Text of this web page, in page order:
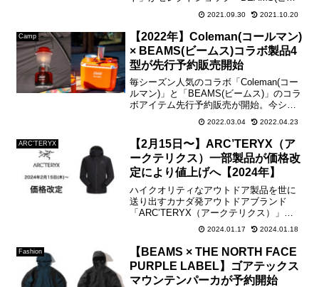
ムス)」で販売開始。 "NAT" 購入はこち
らから "BOB" 購入はこちらから
"PEBG" 購入はこち...
2021.09.30 2021.10.20
Camp
【2022年】Coleman(コールマン)
× BEAMS(ビームス)コラボ製品4
型が先行予約販売開始
毎シーズン人気のコラボ「Coleman(コー
ルマン)」と「BEAMS(ビームス)」のコラ
ボアイテム先行予約販売が開始。今シー
ズンはBEAMSのブランドカラーの「オレ
ンジ」が前面に押し出されたクーラボッ
クス2型と、LEDランタン、フォールデ
ィ...
2022.03.04 2022.04.23
ARC'TERYX
【2月15日〜】ARC’TERYX（ア
ークテリクス）一部製品が価格改
定により値上げへ【2024年】
ハイクオリティなアウトドア製品を世に
送り出すカナダ発アウトドアブランド
「ARC’TERYX（アークテリクス）」の
一部製品が2024年2月15日(木)より価格改
定により値上げへ。昨年の12月に価格改
定ですでに値上げした製品の価格は据え
置きとな...
2024.01.17 2024.01.18
Fashion
【BEAMS × THE NORTH FACE
PURPLE LABEL】ゴアテックス
マウンテンパーカが予約開始